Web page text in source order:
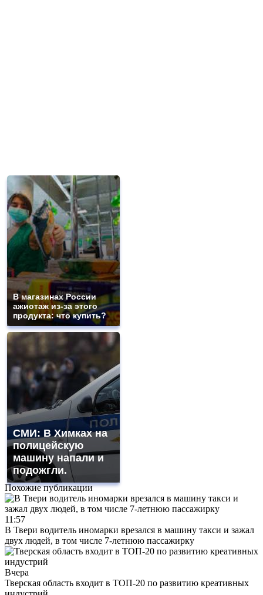
В магазинах России
ажиотаж из-за этого
продукта: что купить?
СМИ: В Химках на
полицейскую
машину напали и
подожгли.
Похожие публикации
11:57
В Твери водитель иномарки врезался в машину такси и зажал
двух людей, в том числе 7-летнюю пассажирку
Вчера
Тверская область входит в ТОП-20 по развитию креативных